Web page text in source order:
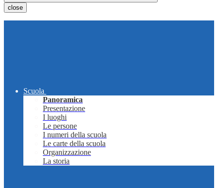
close
Scuola
Panoramica
Presentazione
I luoghi
Le persone
I numeri della scuola
Le carte della scuola
Organizzazione
La storia